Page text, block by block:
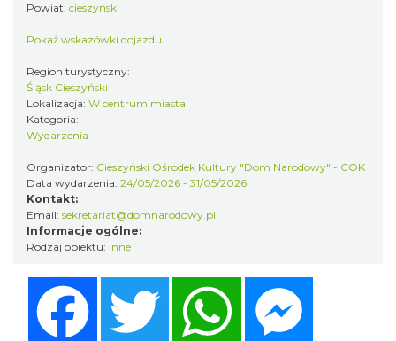
Spektakl "Tajemnica 16. piętra"
Cieszyn
1.76 km
Koncert KARUZELA GNA
Cieszyn
Powiat: cieszyński
Pokaż wskazówki dojazdu
Region turystyczny:
Śląsk Cieszyński
Lokalizacja: W centrum miasta
Kategoria:
Wydarzenia
Organizator: Cieszyński Ośrodek Kultury "Dom Narodowy" - COK
Data wydarzenia: 24/05/2026 - 31/05/2026
Kontakt:
Email: sekretariat@domnarodowy.pl
Informacje ogólne:
Rodzaj obiektu: Inne
Twitter WhatsApp